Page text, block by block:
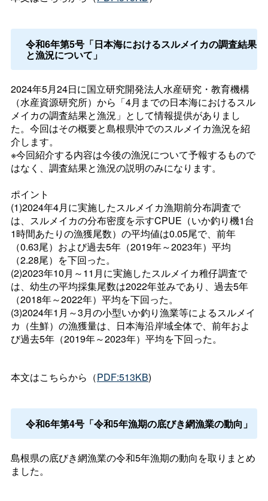
令和6年第5号「日本海におけるスルメイカの調査結果
と漁況について」
2024年5月24日に国立研究開発法人水産研究・教育機構
（水産資源研究所）から「4月までの日本海におけるスル
メイカの調査結果と漁況」として情報提供がありまし
た。今回はその概要と島根県沖でのスルメイカ漁況を紹
介します。
※今回紹介する内容は今後の漁況について予報するもので
はなく、調査結果と漁況の説明のみになります。
ポイント
(1)2024年4月に実施したスルメイカ漁期前分布調査で
は、スルメイカの分布密度を示すCPUE（いか釣り機1台
1時間あたりの漁獲尾数）の平均値は0.05尾で、前年
（0.63尾）および過去5年（2019年～2023年）平均
（2.28尾）を下回った。
(2)2023年10月～11月に実施したスルメイカ稚仔調査で
は、幼生の平均採集尾数は2022年並みであり、過去5年
（2018年～2022年）平均を下回った。
(3)2024年1月～3月の小型いか釣り漁業等によるスルメイ
カ（生鮮）の漁獲量は、日本海沿岸域全体で、前年およ
び過去5年（2019年～2023年）平均を下回った。
本文はこちらから（PDF:513KB)
令和6年第4号「令和5年漁期の底びき網漁業の動向」
島根県の底びき網漁業の令和5年漁期の動向を取りまとめ
ました。